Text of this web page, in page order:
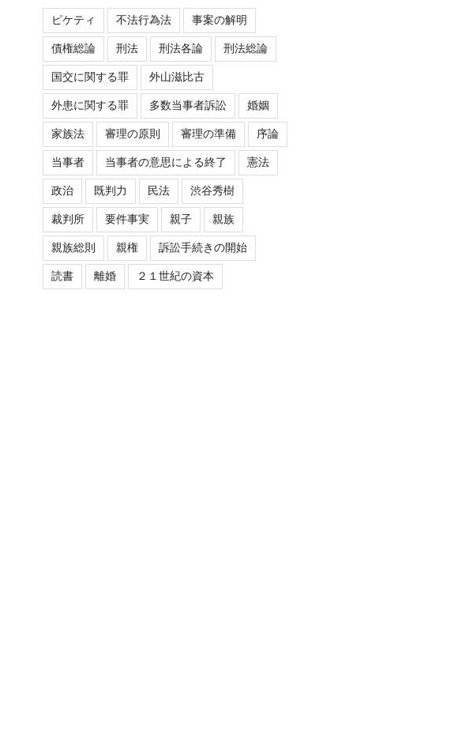
ピケティ 不法行為法 事案の解明
債権総論 刑法 刑法各論 刑法総論
国交に関する罪 外山滋比古
外患に関する罪 多数当事者訴訟 婚姻
家族法 審理の原則 審理の準備 序論
当事者 当事者の意思による終了 憲法
政治 既判力 民法 渋谷秀樹
裁判所 要件事実 親子 親族
親族総則 親権 訴訟手続きの開始
読書 離婚 ２１世紀の資本